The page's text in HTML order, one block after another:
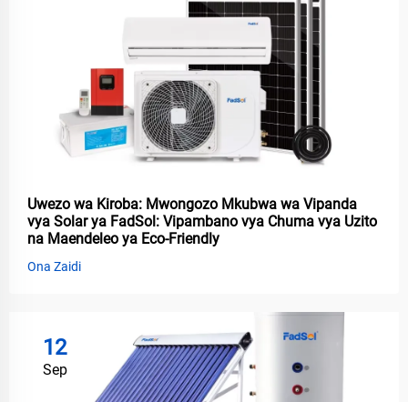
Uwezo wa Kiroba: Mwongozo Mkubwa wa Vipanda
vya Solar ya FadSol: Vipambano vya Chuma vya Uzito
na Maendeleo ya Eco-Friendly
Ona Zaidi
12
Sep